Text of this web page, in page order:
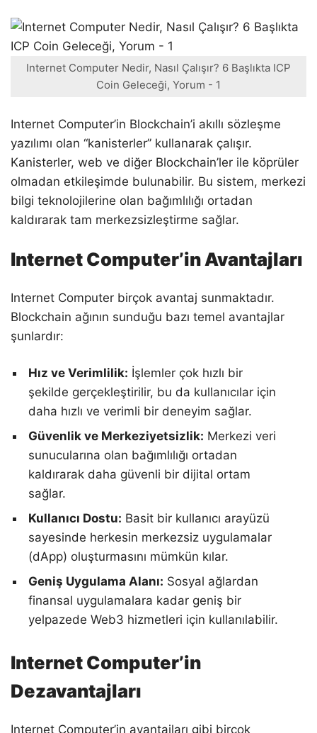
Internet Computer Nedir, Nasıl Çalışır? 6 Başlıkta ICP
Coin Geleceği, Yorum - 1
Internet Computer’in Blockchain’i akıllı sözleşme
yazılımı olan “kanisterler” kullanarak çalışır.
Kanisterler, web ve diğer Blockchain’ler ile köprüler
olmadan etkileşimde bulunabilir. Bu sistem, merkezi
bilgi teknolojilerine olan bağımlılığı ortadan
kaldırarak tam merkezsizleştirme sağlar.
Internet Computer’in Avantajları
Internet Computer birçok avantaj sunmaktadır.
Blockchain ağının sunduğu bazı temel avantajlar
şunlardır:
Hız ve Verimlilik: İşlemler çok hızlı bir
şekilde gerçekleştirilir, bu da kullanıcılar için
daha hızlı ve verimli bir deneyim sağlar.
Güvenlik ve Merkeziyetsizlik: Merkezi veri
sunucularına olan bağımlılığı ortadan
kaldırarak daha güvenli bir dijital ortam
sağlar.
Kullanıcı Dostu: Basit bir kullanıcı arayüzü
sayesinde herkesin merkezsiz uygulamalar
(dApp) oluşturmasını mümkün kılar.
Geniş Uygulama Alanı: Sosyal ağlardan
finansal uygulamalara kadar geniş bir
yelpazede Web3 hizmetleri için kullanılabilir.
Internet Computer’in
Dezavantajları
Internet Computer’in avantajları gibi birçok